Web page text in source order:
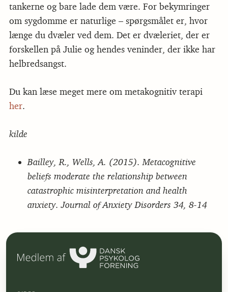
tankerne og bare lade dem være. For bekymringer
om sygdomme er naturlige – spørgsmålet er, hvor
længe du dvæler ved dem. Det er dvæleriet, der er
forskellen på Julie og hendes veninder, der ikke har
helbredsangst.
Du kan læse meget mere om metakognitiv terapi
her.
kilde
Bailley, R., Wells, A. (2015). Metacognitive
beliefs moderate the relationship between
catastrophic misinterpretation and health
anxiety. Journal of Anxiety Disorders 34, 8-14